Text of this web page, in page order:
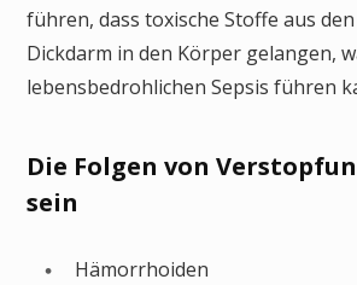
führen, dass toxische Stoffe aus
Dickdarm in den Körper gelangen,
lebensbedrohlichen Sepsis führen
Die Folgen von
sein
Hämorrhoiden